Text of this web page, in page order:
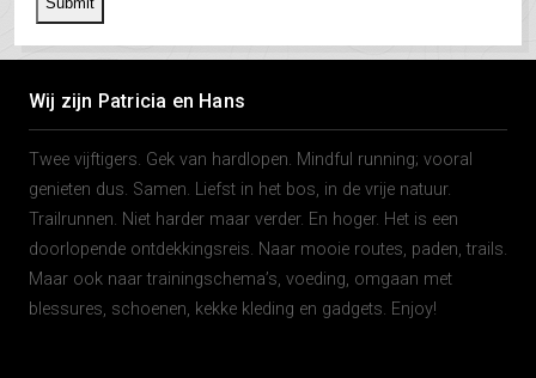
Wij zijn Patricia en Hans
Twee vijftigers. Gek van hardlopen. Mindful running; vooral
genieten dus. Samen. Liefst in het bos, in de vrije natuur.
Trailrunnen. Niet harder maar verder. En hoger. Het is een
doorlopende ontdekkingsreis. Naar mooie routes, paden, trails.
Maar ook naar trainingschema’s, voeding, omgaan met
blessures, schoenen, kekke kleding en gadgets. Enjoy!